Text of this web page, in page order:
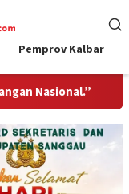
Pemprov Kalbar
Jembatan Gantung